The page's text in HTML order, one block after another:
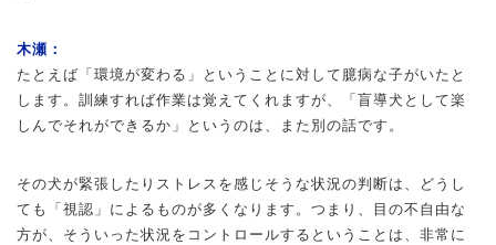
木瀬：
たとえば「環境が変わる」ということに対して臆病な子がいたと
します。訓練すれば作業は覚えてくれますが、「盲導犬として楽
しんでそれができるか」というのは、また別の話です。
その犬が緊張したりストレスを感じそうな状況の判断は、どうし
ても「視認」によるものが多くなります。つまり、目の不自由な
方が、そういった状況をコントロールするということは、非常に